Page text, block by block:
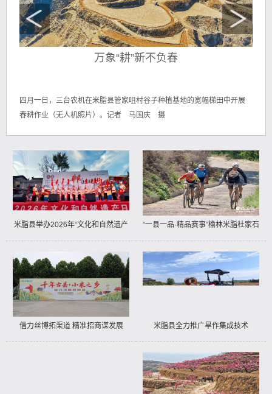
万象“耕”新不负春
四月一日，三台农机在米脂县管家咀村谷子种植基地的宽幅梯田中开展
春耕作业（无人机照片）。记者 马国庆 摄
米脂县举办2026年“文化和自然遗产
日”活动
“一县一品·精品赛事”榆林米脂杜家石
沟树山山地自行车越野挑战赛暨六五
环境日高西沟生态观光赛掠影
借力丝博拓渠道 精准招商谋发展
——米脂县参展第十届丝博会
米脂县全力推广旱作集成技术